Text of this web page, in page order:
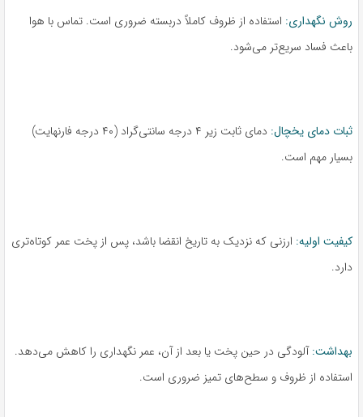
روش نگهداری: استفاده از ظروف کاملاً دربسته ضروری است. تماس با هوا
باعث فساد سریع‌تر می‌شود.
ثبات دمای یخچال:
دمای ثابت زیر ۴ درجه سانتی‌گراد (۴۰ درجه فارنهایت)
بسیار مهم است.
کیفیت اولیه: ارزنی که نزدیک به تاریخ انقضا باشد، پس از پخت عمر کوتاه‌تری
دارد.
بهداشت:آلودگی در حین پخت یا بعد از آن، عمر نگهداری را کاهش می‌دهد.
استفاده از ظروف و سطح‌های تمیز ضروری است.